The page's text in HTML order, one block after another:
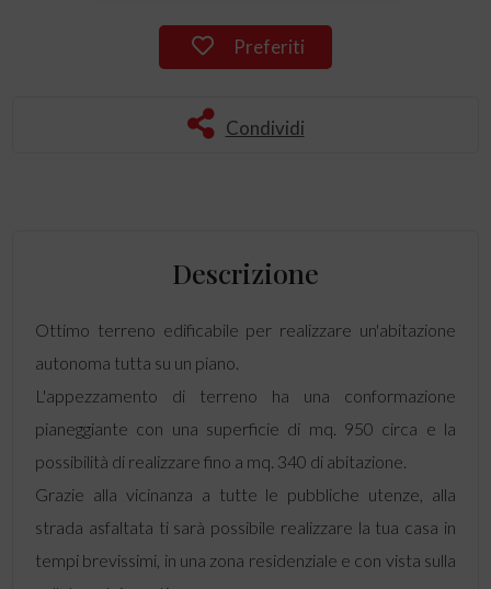
Preferiti
Condividi
Descrizione
Ottimo terreno edificabile per realizzare un'abitazione
autonoma tutta su un piano.
L'appezzamento di terreno ha una conformazione
pianeggiante con una superficie di mq. 950 circa e la
possibilità di realizzare fino a mq. 340 di abitazione.
Grazie alla vicinanza a tutte le pubbliche utenze, alla
strada asfaltata ti sarà possibile realizzare la tua casa in
tempi brevissimi, in una zona residenziale e con vista sulla